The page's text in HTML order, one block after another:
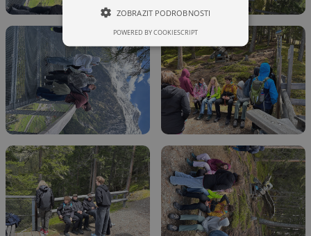
ZOBRAZIT PODROBNOSTI
POWERED BY COOKIESCRIPT